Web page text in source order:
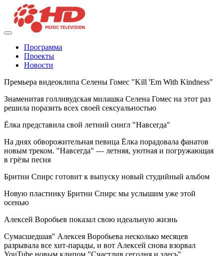
Программа
Проекты
Новости
Премьера видеоклипа Селены Гомес "Kill 'Em With Kindness"
Знаменитая голливудская милашка Селена Гомес на этот раз
решила поразить всех своей сексуальностью
Ёлка представила свой летний сингл "Навсегда"
На днях обворожительная певица Ёлка порадовала фанатов
новым треком. "Навсегда" — летняя, уютная и погружающая
в грёзы песня
Бритни Спирс готовит к выпуску новый студийный альбом
Новую пластинку Бритни Спирс мы услышим уже этой
осенью
Алексей Воробьев показал свою идеальную жизнь
Сумасшедшая" Алексея Воробьева несколько месяцев
разрывала все хит-парады, и вот Алексей снова взорвал